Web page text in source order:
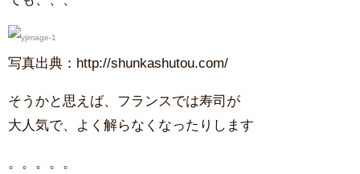
写真出典：http://shunkashutou.com/
そうかと思えば、フランスでは寿司が
大人気で、よく解らなくなったりします